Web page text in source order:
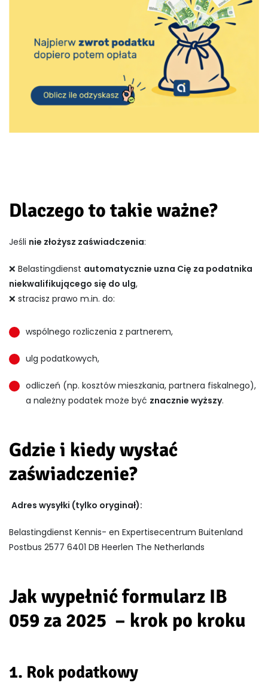
Dlaczego to takie ważne?
Jeśli nie złożysz zaświadczenia:
❌ Belastingdienst automatycznie uzna Cię za podatnika
niekwalifikującego się do ulg,
❌ stracisz prawo m.in. do:
wspólnego rozliczenia z partnerem,
ulg podatkowych,
odliczeń (np. kosztów mieszkania, partnera fiskalnego),
a należny podatek może być znacznie wyższy.
Gdzie i kiedy wysłać
zaświadczenie?
Adres wysyłki (tylko oryginał):
Belastingdienst Kennis- en Expertisecentrum Buitenland
Postbus 2577 6401 DB Heerlen The Netherlands
Jak wypełnić formularz IB
059 za 2025 – krok po kroku
1. Rok podatkowy